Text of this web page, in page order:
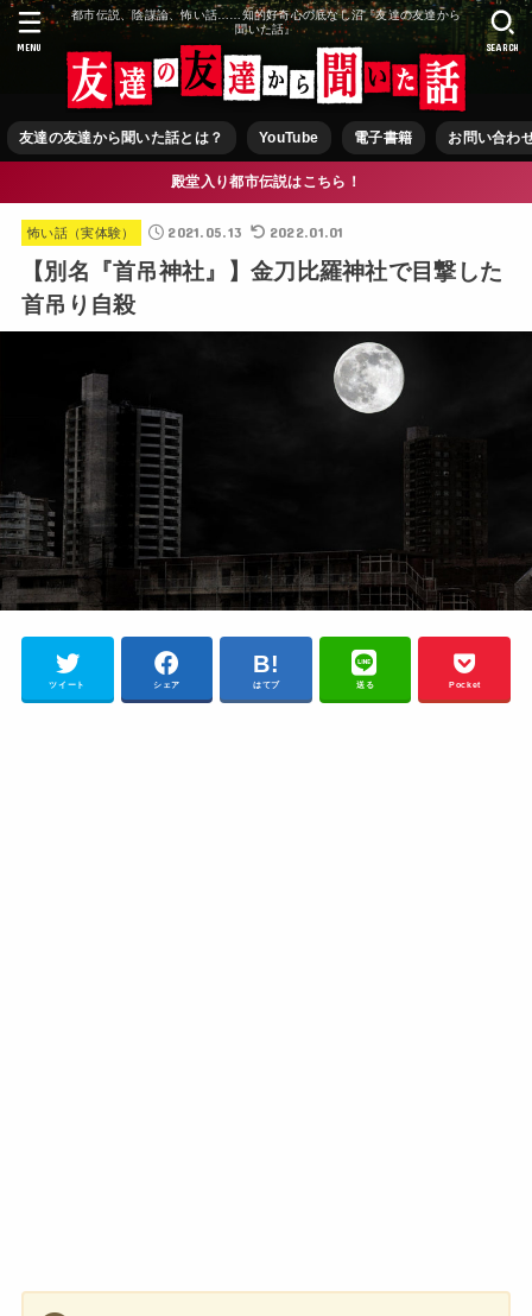
都市伝説、陰謀論、怖い話……知的好奇心の底なし沼『友達の友達から
聞いた話』
友達の友達から聞いた話とは？ YouTube 電子書籍 お問い合わ
SEARCH
MENU
殿堂入り都市伝説はこちら！
怖い話（実体験） 2021.05.13 2022.01.01
【別名『首吊神社』】金刀比羅神社で目撃した
首吊り自殺
ツイート シェア はてブ 送る Pocket